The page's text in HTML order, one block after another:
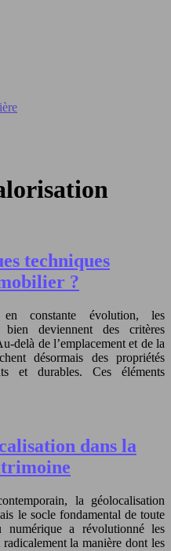
techniques
?
constante évolution, les
bien deviennent des critères
delà de l’emplacement et de la
désormais des propriétés
et durables. Ces éléments
dans la
la géolocalisation
le socle fondamental de toute
numérique a révolutionné les
la manière dont les